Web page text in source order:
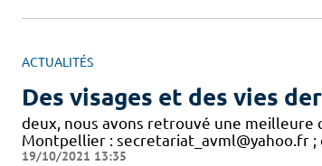
ACTUALITÉS
Des visages et des vies
deux, nous avons retrouvé une meilleure
Montpellier : secretariat_avml@yahoo.fr
19/10/2021 13:35